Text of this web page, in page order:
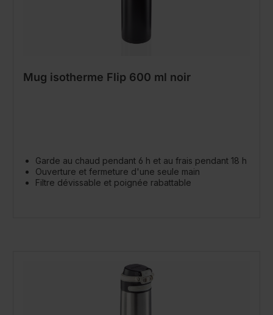
Mug isotherme Flip 600 ml noir
Garde au chaud pendant 6 h et au frais pendant 18 h
Ouverture et fermeture d'une seule main
Filtre dévissable et poignée rabattable